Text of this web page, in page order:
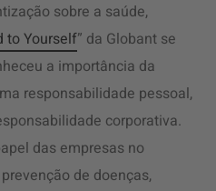
sobre a saúde,
to Yourself” da Globant se
a importância da
responsabilidade pessoal,
corporativa.
das empresas no
de doenças,